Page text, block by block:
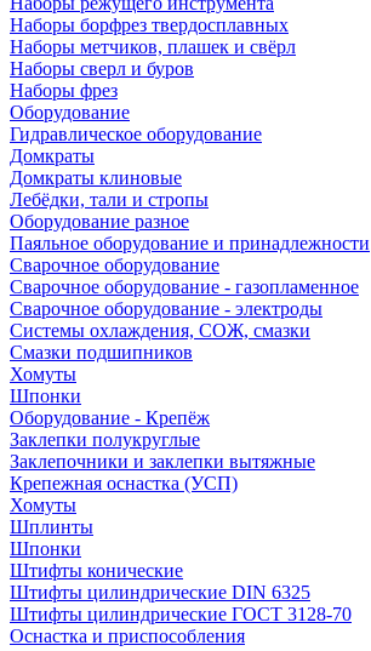
Наборы борфрез твердосплавных
Наборы метчиков, плашек и свёрл
Наборы сверл и буров
Наборы фрез
Оборудование
Гидравлическое оборудование
Домкраты
Домкраты клиновые
Лебёдки, тали и стропы
Оборудование разное
Паяльное оборудование и принадлежности
Сварочное оборудование
Сварочное оборудование - газопламенное
Сварочное оборудование - электроды
Системы охлаждения, СОЖ, смазки
Смазки подшипников
Хомуты
Шпонки
Оборудование - Крепёж
Заклепки полукруглые
Заклепочники и заклепки вытяжные
Крепежная оснастка (УСП)
Хомуты
Шплинты
Шпонки
Штифты конические
Штифты цилиндрические DIN 6325
Штифты цилиндрические ГОСТ 3128-70
Оснастка и приспособления